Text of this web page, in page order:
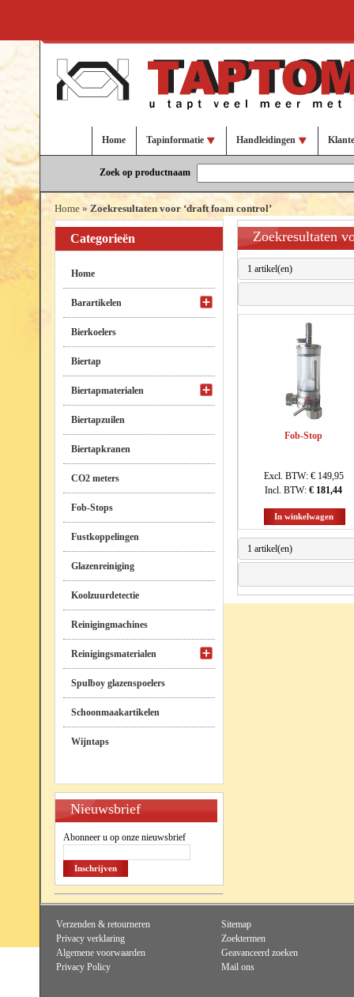
Home Tapinformatie Handleidingen
Zoek op productnaam
Home » Zoekresultaten voor ‘draft foam control’
Categorieën
Home
Barartikelen
Bierkoelers
Biertap
Biertapmaterialen
Biertapzuilen
Biertapkranen
CO2 meters
Fob-Stops
Fustkoppelingen
Glazenreiniging
Koolzuurdetectie
Reinigingmachines
Reinigingsmaterialen
Spulboy glazenspoelers
Schoonmaakartikelen
Wijntaps
Nieuwsbrief
Abonneer u op onze nieuwsbrief
Inschrijven
Zoekresultaten
1 artikel(en)
Fob-Stop
Excl. BTW: € 149,95
Incl. BTW: € 181,44
In winkelwagen
1 artikel(en)
Verzenden & retourneren
Privacy verklaring
Algemene voorwaarden
Privacy Policy
Sitemap
Zoektermen
Geavanceerd zoeken
Mail ons